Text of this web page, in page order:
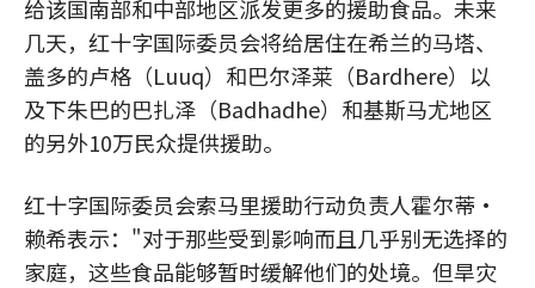
给该国南部和中部地区派发更多的援助食品。未来
几天，红十字国际委员会将给居住在希兰的马塔、
盖多的卢格（Luuq）和巴尔泽莱（Bardhere）以
及下朱巴的巴扎泽（Badhadhe）和基斯马尤地区
的另外10万民众提供援助。
红十字国际委员会索马里援助行动负责人霍尔蒂•
赖希表示："对于那些受到影响而且几乎别无选择的
家庭，这些食品能够暂时缓解他们的处境。但旱灾